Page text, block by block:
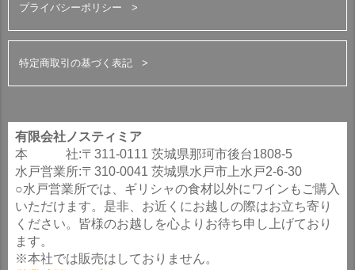
プライバシーポリシー
特定商取引の基づく表記
有限会社ノスティミア
本 社:〒311-0111 茨城県那珂市後台1808-5
水戸営業所:〒310-0041 茨城県水戸市上水戸2-6-30
○水戸営業所では、ギリシャの食材以外にワインもご購入
いただけます。是非、お近くにお越しの際はお立ち寄り
ください。皆様のお越しを心よりお待ち申し上げており
ます。
※本社では販売はしておりません。